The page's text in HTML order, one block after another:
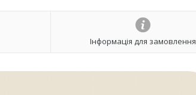
Інформація для замовлення